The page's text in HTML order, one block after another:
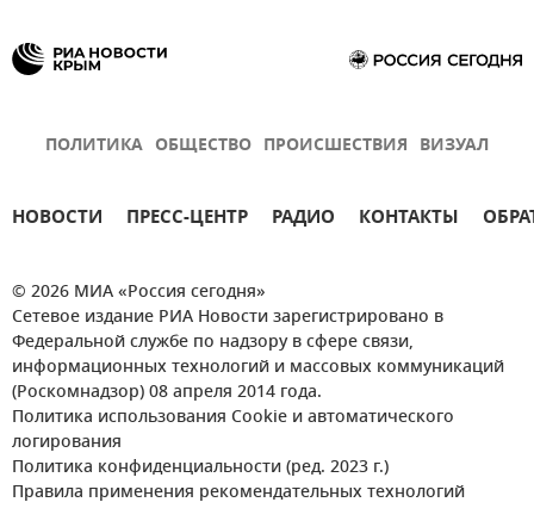
ПОЛИТИКА ОБЩЕСТВО ПРОИСШЕСТВИЯ ВИЗУАЛ
НОВОСТИ ПРЕСС-ЦЕНТР РАДИО КОНТАКТЫ
© 2026 МИА «Россия сегодня»
Сетевое издание РИА Новости зарегистрировано в
Федеральной службе по надзору в сфере связи,
информационных технологий и массовых коммуникаций
(Роскомнадзор) 08 апреля 2014 года.
Политика использования Cookie и автоматического
логирования
Политика конфиденциальности (ред. 2023 г.)
Правила применения рекомендательных технологий